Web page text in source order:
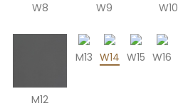
W8 W9 W10
M12
M13 W14 W15 W16